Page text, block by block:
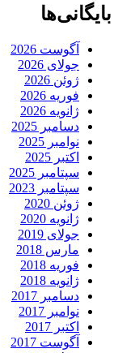
بایگانی‌ها
آگوست 2026
جولای 2026
ژوئن 2026
فوریه 2026
ژانویه 2026
دسامبر 2025
نوامبر 2025
اکتبر 2025
سپتامبر 2025
سپتامبر 2023
ژوئن 2020
ژانویه 2020
جولای 2019
مارس 2018
فوریه 2018
ژانویه 2018
دسامبر 2017
نوامبر 2017
اکتبر 2017
آگوست 2017